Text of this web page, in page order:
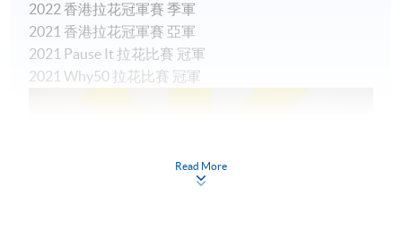
2022 香港拉花冠軍賽 季軍
2021 香港拉花冠軍賽 亞軍
2021 Pause It 拉花比賽 冠軍
2021 Why50 拉花比賽 冠軍
Read More